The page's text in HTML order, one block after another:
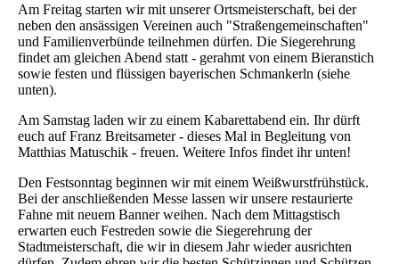
Am Freitag starten wir mit unserer Ortsmeisterschaft, bei der
neben den ansässigen Vereinen auch "Straßengemeinschaften"
und Familienverbünde teilnehmen dürfen. Die Siegerehrung
findet am gleichen Abend statt - gerahmt von einem Bieranstich
sowie festen und flüssigen bayerischen Schmankerln (siehe
unten).
Am Samstag laden wir zu einem Kabarettabend ein. Ihr dürft
euch auf Franz Breitsameter - dieses Mal in Begleitung von
Matthias Matuschik - freuen. Weitere Infos findet ihr unten!
Den Festsonntag beginnen wir mit einem Weißwurstfrühstück.
Bei der anschließenden Messe lassen wir unsere restaurierte
Fahne mit neuem Banner weihen. Nach dem Mittagstisch
erwarten euch Festreden sowie die Siegerehrung der
Stadtmeisterschaft, die wir in diesem Jahr wieder ausrichten